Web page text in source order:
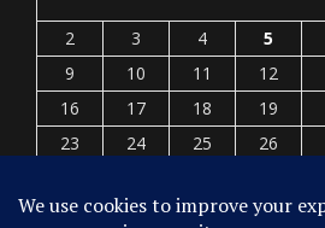
2
3 4 5
9
10 11 12
16
17 18 19
23
24 25 26